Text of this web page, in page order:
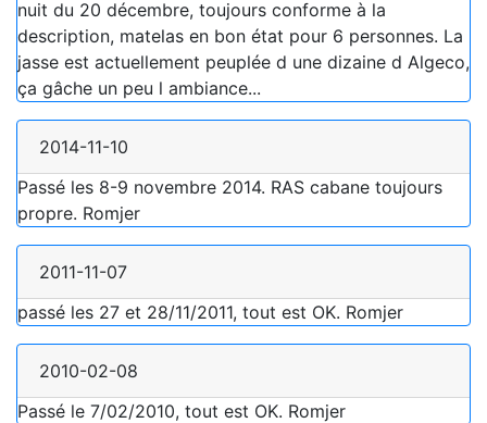
nuit du 20 décembre, toujours conforme à la
description, matelas en bon état pour 6 personnes. La
jasse est actuellement peuplée d une dizaine d Algeco,
ça gâche un peu l ambiance...
2014-11-10
Passé les 8-9 novembre 2014. RAS cabane toujours
propre. Romjer
2011-11-07
passé les 27 et 28/11/2011, tout est OK. Romjer
2010-02-08
Passé le 7/02/2010, tout est OK. Romjer